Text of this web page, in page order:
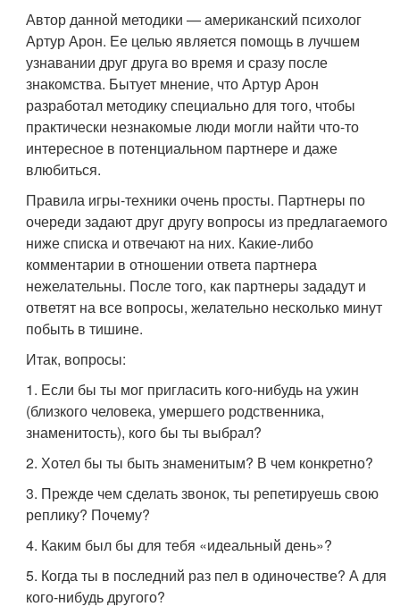
Автор данной методики — американский психолог
Артур Арон. Ее целью является помощь в лучшем
узнавании друг друга во время и сразу после
знакомства. Бытует мнение, что Артур Арон
разработал методику специально для того, чтобы
практически незнакомые люди могли найти что-то
интересное в потенциальном партнере и даже
влюбиться.
Правила игры-техники очень просты. Партнеры по
очереди задают друг другу вопросы из предлагаемого
ниже списка и отвечают на них. Какие-либо
комментарии в отношении ответа партнера
нежелательны. После того, как партнеры зададут и
ответят на все вопросы, желательно несколько минут
побыть в тишине.
Итак, вопросы:
1. Если бы ты мог пригласить кого-нибудь на ужин
(близкого человека, умершего родственника,
знаменитость), кого бы ты выбрал?
2. Хотел бы ты быть знаменитым? В чем конкретно?
3. Прежде чем сделать звонок, ты репетируешь свою
реплику? Почему?
4. Каким был бы для тебя «идеальный день»?
5. Когда ты в последний раз пел в одиночестве? А для
кого-нибудь другого?